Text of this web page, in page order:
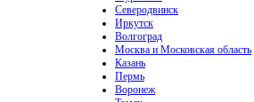
Северодвинск
Иркутск
Волгоград
Москва и Московская область
Казань
Пермь
Воронеж